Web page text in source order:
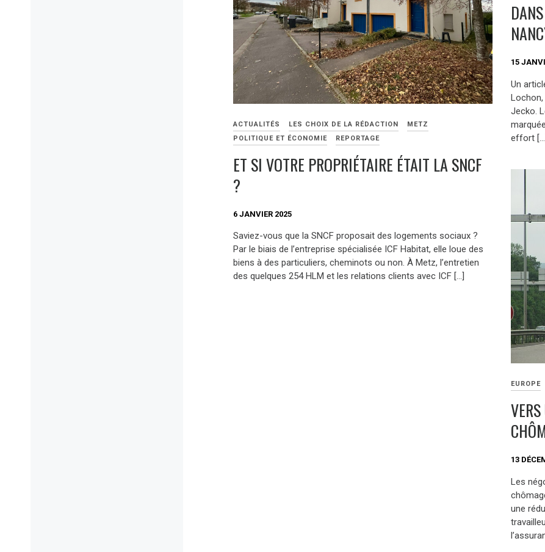
15
Un
Lochon,
Jecko.
effort
ACTUALITÉS LES CHOIX DE LA RÉDACTION
METZ
POLITIQUE ET ÉCONOMIE
REPORTAGE
ET SI VOTRE PROPRIÉTAIRE ÉTAIT LA SNCF
?
6 JANVIER 2025
Saviez-vous que la SNCF proposait des logements sociaux ?
Par le biais de l’entreprise spécialisée ICF Habitat, elle loue des
biens à des particuliers, cheminots ou non. À Metz, l’entretien
des quelques 254 HLM et les relations clients avec ICF […]
EUROPE
13
Les
une